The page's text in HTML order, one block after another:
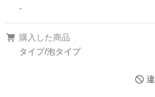
-
購入した商品
タイプ/泡タイプ